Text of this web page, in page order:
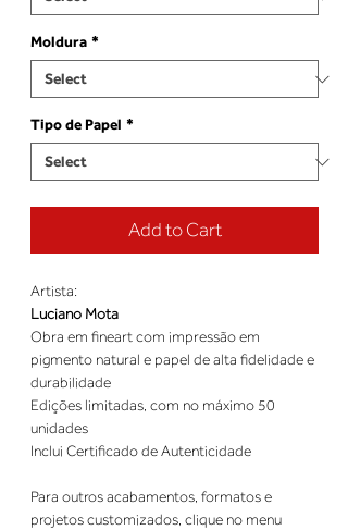
Moldura *
Tipo de Papel *
Add to Cart
Artista:
Luciano Mota
Obra em fineart com impressão em
pigmento natural e papel de alta fidelidade e
durabilidade
Edições limitadas, com no máximo 50
unidades
Inclui Certificado de Autenticidade
Para outros acabamentos, formatos e
projetos customizados, clique no menu